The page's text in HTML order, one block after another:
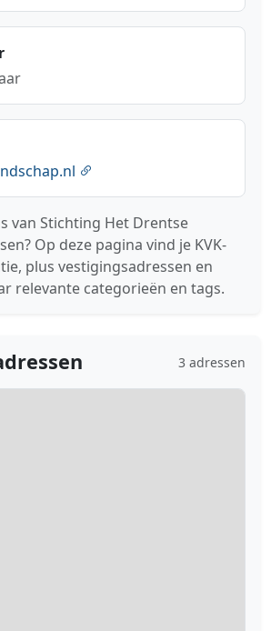
van Stichting Het Drentse
Op deze pagina vind je KVK-
plus vestigingsadressen en
relevante categorieën en tags.
3 adressen